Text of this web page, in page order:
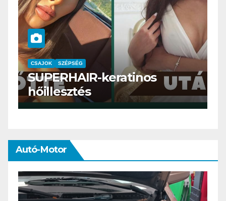
CSAJOK SMINK SZÉPSÉG
Szemöldök laminálás-az
meg mi?
Autó-Motor